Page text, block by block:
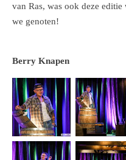
van Ras, was ook deze editie
we genoten!
Berry Knapen